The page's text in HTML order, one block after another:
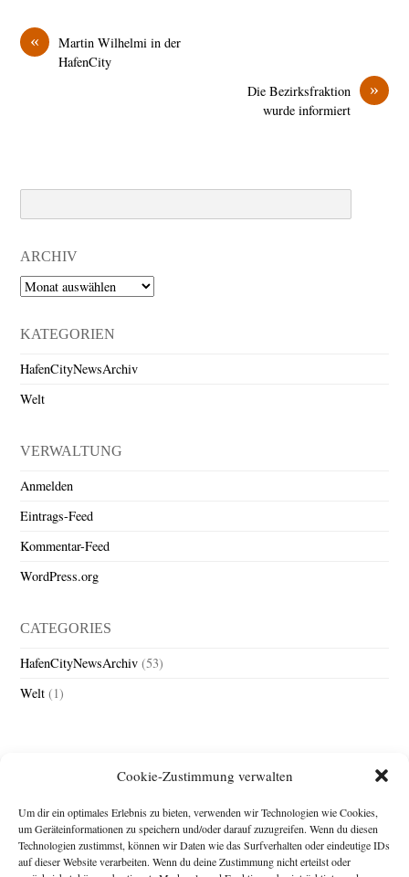
Cookie-Zustimmung verwalten
Um dir ein optimales Erlebnis zu bieten, verwenden wir Technologien wie Cookies,
um Geräteinformationen zu speichern und/oder darauf zuzugreifen. Wenn du diesen
Technologien zustimmst, können wir Daten wie das Surfverhalten oder eindeutige IDs
auf dieser Website verarbeiten. Wenn du deine Zustimmung nicht erteilst oder
«
Martin Wilhelmi in der
HafenCity
»
Die Bezirksfraktion
wurde informiert
ARCHIV
Archiv
KATEGORIEN
HafenCityNewsArchiv
Welt
VERWALTUNG
Anmelden
Eintrags-Feed
Kommentar-Feed
WordPress.org
CATEGORIES
HafenCityNewsArchiv (53)
Welt (1)
Impressum